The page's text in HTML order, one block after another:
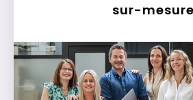
sur-mesure